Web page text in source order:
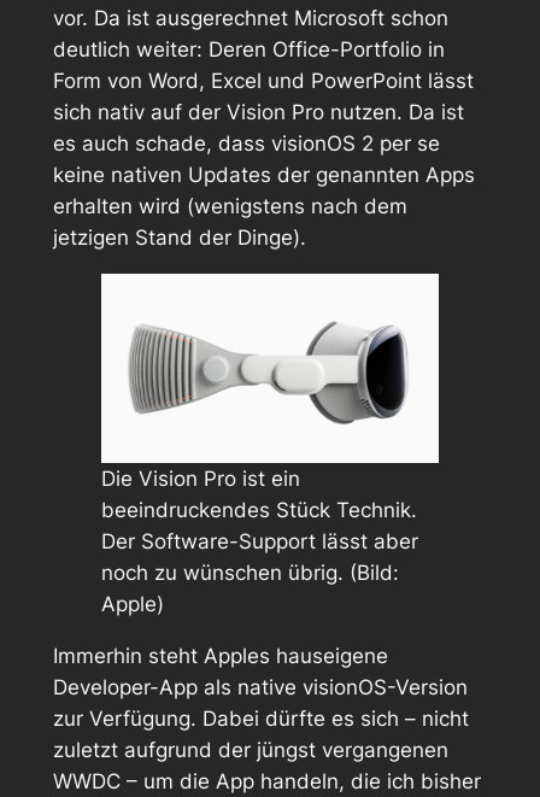
vor. Da ist ausgerechnet Microsoft schon
deutlich weiter: Deren Office-Portfolio in
Form von Word, Excel und PowerPoint lässt
sich nativ auf der Vision Pro nutzen. Da ist
es auch schade, dass visionOS 2 per se
keine nativen Updates der genannten Apps
erhalten wird (wenigstens nach dem
jetzigen Stand der Dinge).
Die Vision Pro ist ein
beeindruckendes Stück Technik.
Der Software-Support lässt aber
noch zu wünschen übrig. (Bild:
Apple)
Immerhin steht Apples hauseigene
Developer-App als native visionOS-Version
zur Verfügung. Dabei dürfte es sich – nicht
zuletzt aufgrund der jüngst vergangenen
WWDC – um die App handeln, die ich bisher